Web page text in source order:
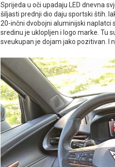
Sprijeda u oči upadaju LED dnevna
šiljasti prednji dio daju sportski štih.
20-inčni dvobojni aluminijski naplatci
sredinu je uklopljen i logo marke. Tu
sveukupan je dojam jako pozitivan. I